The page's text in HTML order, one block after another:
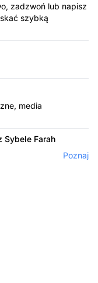
zadzwoń lub napisz
szybką
media
Sybele Farah
Poznaj